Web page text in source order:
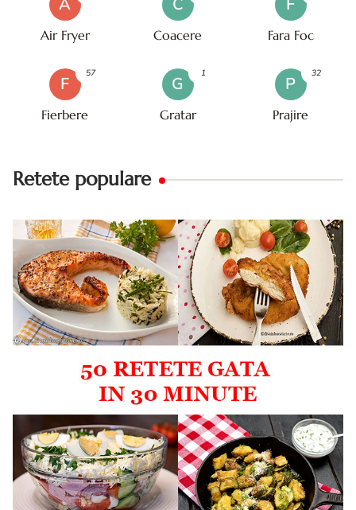
A
Air Fryer
C
Coacere
F
Fara Foc
F
Fierbere
57
G
Gratar
1
P
Prajire
32
Retete populare